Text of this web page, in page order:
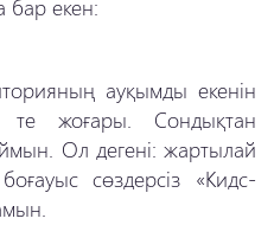
бар екен:
ауқымды екенін
те жоғары. Сондықтан
Ол дегені: жартылай
сөздерсіз «Кидс-